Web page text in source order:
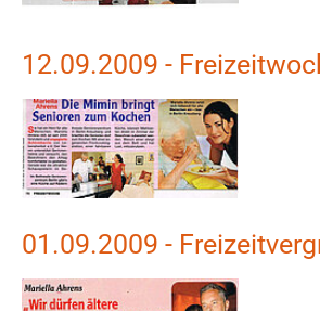
12.09.2009 -
Show larger version
01.09.2009 -
Show larger version